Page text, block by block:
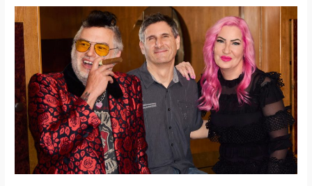
Hopeless
Records
Fat
Wreck
Chords
annoncent
partenariat
historique,